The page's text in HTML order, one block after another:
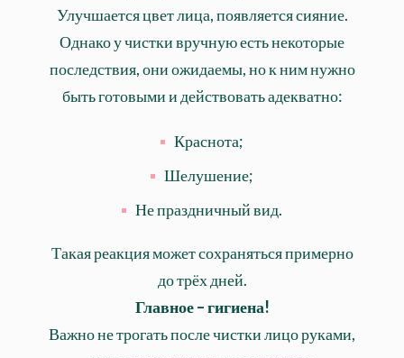
Улучшается цвет лица, появляется сияние.
Однако у чистки вручную есть некоторые
последствия, они ожидаемы, но к ним нужно
быть готовыми и действовать адекватно:
Краснота;
Шелушение;
Не праздничный вид.
Такая реакция может сохраняться примерно
до трёх дней.
Главное – гигиена!
Важно не трогать после чистки лицо руками,